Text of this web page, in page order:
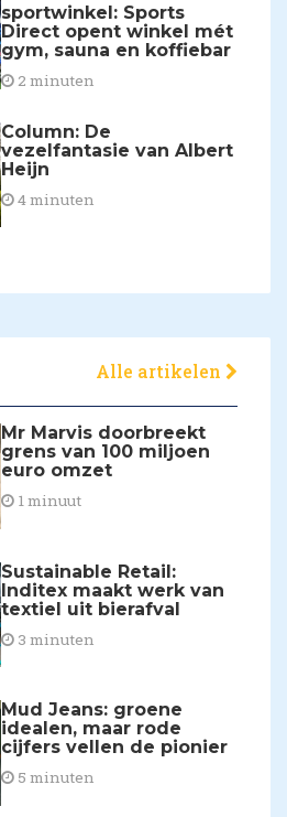
sportwinkel: Sports
Direct opent winkel mét
gym, sauna en koffiebar
2 minuten
Column: De
vezelfantasie van Albert
Heijn
4 minuten
Alle artikelen
Mr Marvis doorbreekt
grens van 100 miljoen
euro omzet
1 minuut
Sustainable Retail:
Inditex maakt werk van
textiel uit bierafval
3 minuten
Mud Jeans: groene
idealen, maar rode
cijfers vellen de pionier
5 minuten